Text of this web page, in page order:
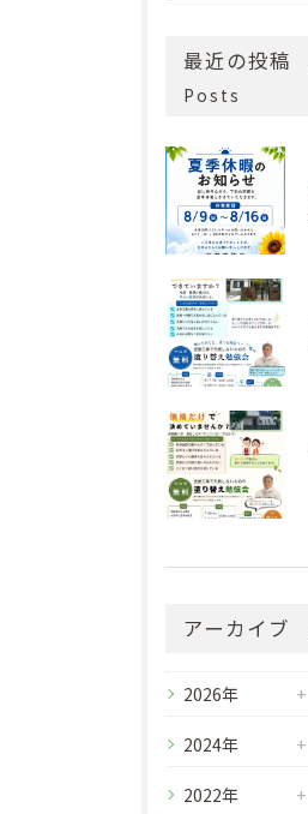
最近の投稿
Posts
アーカイブ
2026年
2024年
2022年